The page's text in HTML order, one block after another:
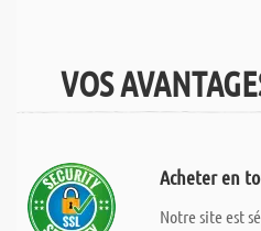
VOS
Acheter en
Notre site est